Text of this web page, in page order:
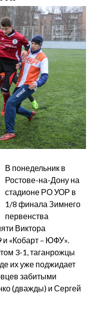
В понедельник в
Ростове-на-Дону на
стадионе РО УОР в
1/8 финала Зимнего
первенства
Виктора
«Кобарт – ЮФУ».
3-1, таганрожцы
их уже поджидает
забитыми
(дважды) и Сергей